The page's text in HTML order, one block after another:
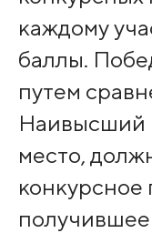
каждому
баллы.
путем
Наивысший
место,
получившее